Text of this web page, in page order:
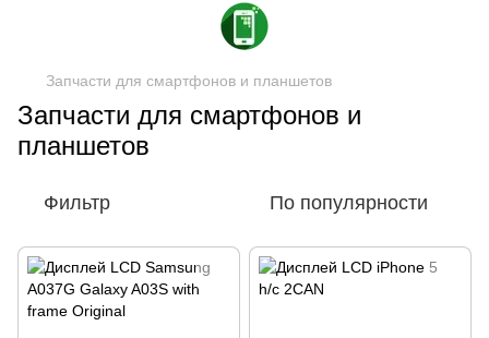
Запчасти для смартфонов и планшетов
Запчасти для смартфонов и
планшетов
Фильтр По популярности